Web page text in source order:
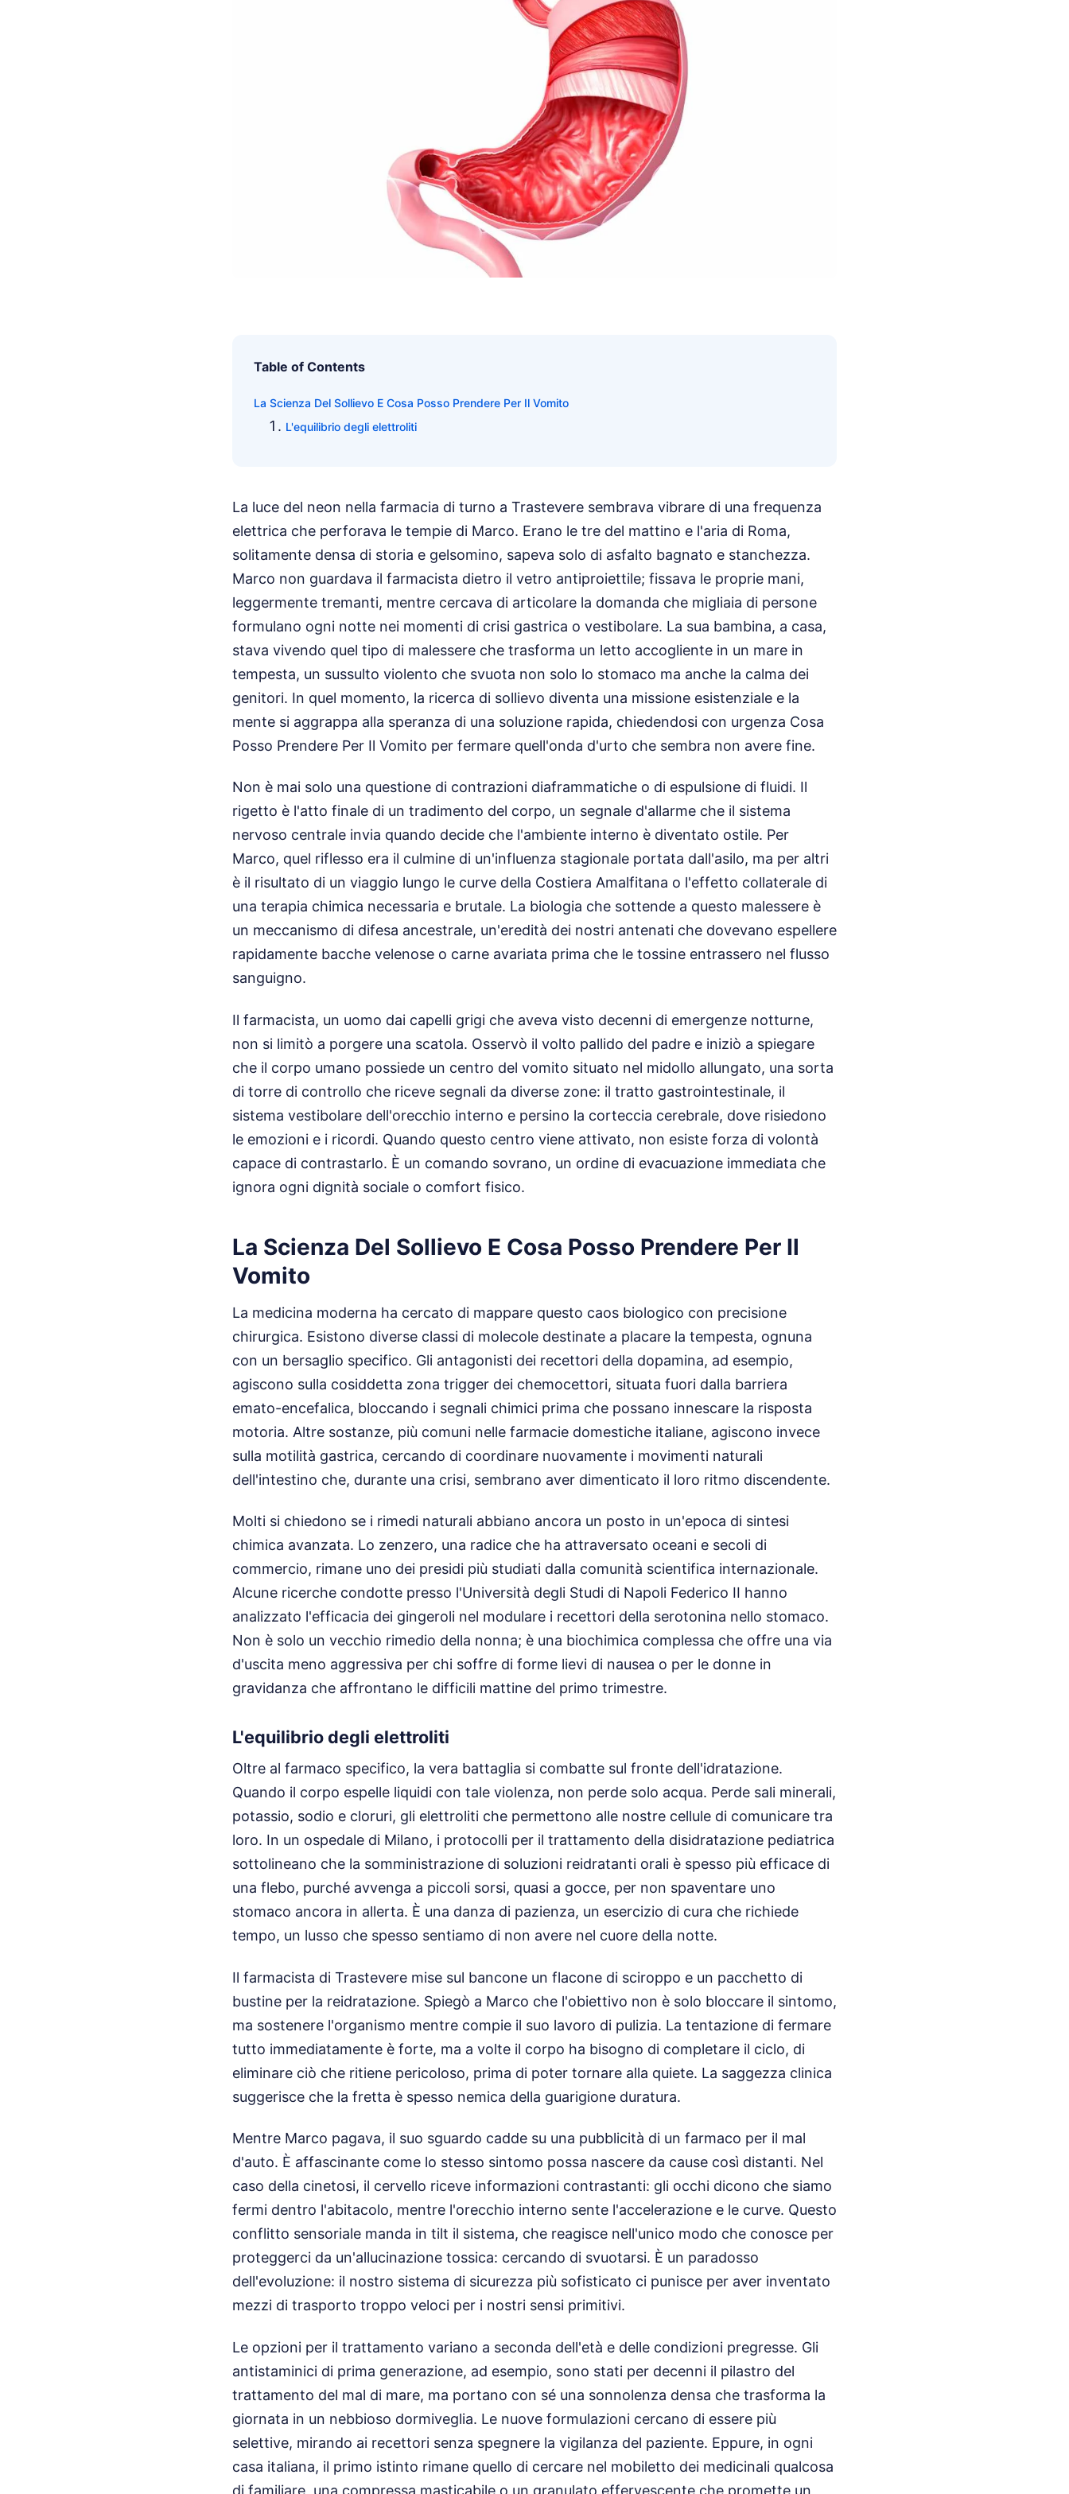
Table of Contents
La Scienza Del Sollievo E Cosa Posso Prendere Per Il Vomito
L'equilibrio degli elettroliti
La luce del neon nella farmacia di turno a Trastevere sembrava vibrare di una frequenza
elettrica che perforava le tempie di Marco. Erano le tre del mattino e l'aria di Roma,
solitamente densa di storia e gelsomino, sapeva solo di asfalto bagnato e stanchezza.
Marco non guardava il farmacista dietro il vetro antiproiettile; fissava le proprie mani,
leggermente tremanti, mentre cercava di articolare la domanda che migliaia di persone
formulano ogni notte nei momenti di crisi gastrica o vestibolare. La sua bambina, a casa,
stava vivendo quel tipo di malessere che trasforma un letto accogliente in un mare in
tempesta, un sussulto violento che svuota non solo lo stomaco ma anche la calma dei
genitori. In quel momento, la ricerca di sollievo diventa una missione esistenziale e la
mente si aggrappa alla speranza di una soluzione rapida, chiedendosi con urgenza Cosa
Posso Prendere Per Il Vomito per fermare quell'onda d'urto che sembra non avere fine.
Non è mai solo una questione di contrazioni diaframmatiche o di espulsione di fluidi. Il
rigetto è l'atto finale di un tradimento del corpo, un segnale d'allarme che il sistema
nervoso centrale invia quando decide che l'ambiente interno è diventato ostile. Per
Marco, quel riflesso era il culmine di un'influenza stagionale portata dall'asilo, ma per altri
è il risultato di un viaggio lungo le curve della Costiera Amalfitana o l'effetto collaterale di
una terapia chimica necessaria e brutale. La biologia che sottende a questo malessere è
un meccanismo di difesa ancestrale, un'eredità dei nostri antenati che dovevano espellere
rapidamente bacche velenose o carne avariata prima che le tossine entrassero nel flusso
sanguigno.
Il farmacista, un uomo dai capelli grigi che aveva visto decenni di emergenze notturne,
non si limitò a porgere una scatola. Osservò il volto pallido del padre e iniziò a spiegare
che il corpo umano possiede un centro del vomito situato nel midollo allungato, una sorta
di torre di controllo che riceve segnali da diverse zone: il tratto gastrointestinale, il
sistema vestibolare dell'orecchio interno e persino la corteccia cerebrale, dove risiedono
le emozioni e i ricordi. Quando questo centro viene attivato, non esiste forza di volontà
capace di contrastarlo. È un comando sovrano, un ordine di evacuazione immediata che
ignora ogni dignità sociale o comfort fisico.
La Scienza Del Sollievo E Cosa Posso Prendere Per Il
Vomito
La medicina moderna ha cercato di mappare questo caos biologico con precisione
chirurgica. Esistono diverse classi di molecole destinate a placare la tempesta, ognuna
con un bersaglio specifico. Gli antagonisti dei recettori della dopamina, ad esempio,
agiscono sulla cosiddetta zona trigger dei chemocettori, situata fuori dalla barriera
emato-encefalica, bloccando i segnali chimici prima che possano innescare la risposta
motoria. Altre sostanze, più comuni nelle farmacie domestiche italiane, agiscono invece
sulla motilità gastrica, cercando di coordinare nuovamente i movimenti naturali
dell'intestino che, durante una crisi, sembrano aver dimenticato il loro ritmo discendente.
Molti si chiedono se i rimedi naturali abbiano ancora un posto in un'epoca di sintesi
chimica avanzata. Lo zenzero, una radice che ha attraversato oceani e secoli di
commercio, rimane uno dei presidi più studiati dalla comunità scientifica internazionale.
Alcune ricerche condotte presso l'Università degli Studi di Napoli Federico II hanno
analizzato l'efficacia dei gingeroli nel modulare i recettori della serotonina nello stomaco.
Non è solo un vecchio rimedio della nonna; è una biochimica complessa che offre una via
d'uscita meno aggressiva per chi soffre di forme lievi di nausea o per le donne in
gravidanza che affrontano le difficili mattine del primo trimestre.
L'equilibrio degli elettroliti
Oltre al farmaco specifico, la vera battaglia si combatte sul fronte dell'idratazione.
Quando il corpo espelle liquidi con tale violenza, non perde solo acqua. Perde sali minerali,
potassio, sodio e cloruri, gli elettroliti che permettono alle nostre cellule di comunicare tra
loro. In un ospedale di Milano, i protocolli per il trattamento della disidratazione pediatrica
sottolineano che la somministrazione di soluzioni reidratanti orali è spesso più efficace di
una flebo, purché avvenga a piccoli sorsi, quasi a gocce, per non spaventare uno
stomaco ancora in allerta. È una danza di pazienza, un esercizio di cura che richiede
tempo, un lusso che spesso sentiamo di non avere nel cuore della notte.
Il farmacista di Trastevere mise sul bancone un flacone di sciroppo e un pacchetto di
bustine per la reidratazione. Spiegò a Marco che l'obiettivo non è solo bloccare il sintomo,
ma sostenere l'organismo mentre compie il suo lavoro di pulizia. La tentazione di fermare
tutto immediatamente è forte, ma a volte il corpo ha bisogno di completare il ciclo, di
eliminare ciò che ritiene pericoloso, prima di poter tornare alla quiete. La saggezza clinica
suggerisce che la fretta è spesso nemica della guarigione duratura.
Mentre Marco pagava, il suo sguardo cadde su una pubblicità di un farmaco per il mal
d'auto. È affascinante come lo stesso sintomo possa nascere da cause così distanti. Nel
caso della cinetosi, il cervello riceve informazioni contrastanti: gli occhi dicono che siamo
fermi dentro l'abitacolo, mentre l'orecchio interno sente l'accelerazione e le curve. Questo
conflitto sensoriale manda in tilt il sistema, che reagisce nell'unico modo che conosce per
proteggerci da un'allucinazione tossica: cercando di svuotarsi. È un paradosso
dell'evoluzione: il nostro sistema di sicurezza più sofisticato ci punisce per aver inventato
mezzi di trasporto troppo veloci per i nostri sensi primitivi.
Le opzioni per il trattamento variano a seconda dell'età e delle condizioni pregresse. Gli
antistaminici di prima generazione, ad esempio, sono stati per decenni il pilastro del
trattamento del mal di mare, ma portano con sé una sonnolenza densa che trasforma la
giornata in un nebbioso dormiveglia. Le nuove formulazioni cercano di essere più
selettive, mirando ai recettori senza spegnere la vigilanza del paziente. Eppure, in ogni
casa italiana, il primo istinto rimane quello di cercare nel mobiletto dei medicinali qualcosa
di familiare, una compressa masticabile o un granulato effervescente che promette un